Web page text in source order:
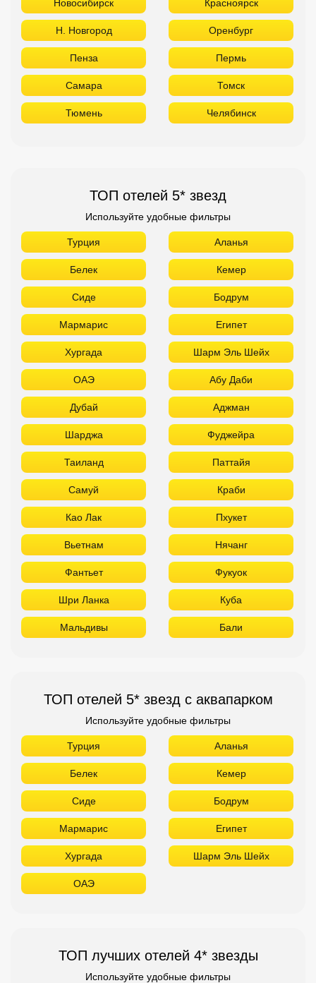
Новосибирск Красноярск
Н. Новгород Оренбург
Пенза Пермь
Самара Томск
Тюмень Челябинск
ТОП отелей 5* звезд
Используйте удобные фильтры
Турция Аланья
Белек Кемер
Сиде Бодрум
Мармарис Египет
Хургада Шарм Эль Шейх
ОАЭ Абу Даби
Дубай Аджман
Шарджа Фуджейра
Таиланд Паттайя
Самуй Краби
Као Лак Пхукет
Вьетнам Нячанг
Фантьет Фукуок
Шри Ланка Куба
Мальдивы Бали
ТОП отелей 5* звезд с аквапарком
Используйте удобные фильтры
Турция Аланья
Белек Кемер
Сиде Бодрум
Мармарис Египет
Хургада Шарм Эль Шейх
ОАЭ
ТОП лучших отелей 4* звезды
Используйте удобные фильтры